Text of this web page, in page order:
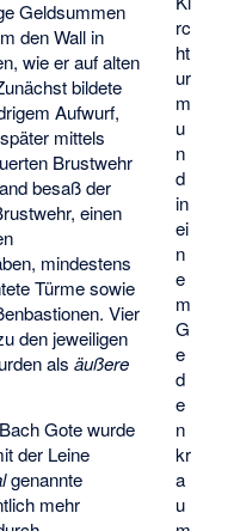
rc
ht
ur
m
u
n
d
in
ei
n
e
m
G
e
d
e
n
kr
a
u
Geldsummen
den Wall in
wie er auf alten
bildete
Aufwurf,
mittels
Brustwehr
besaß der
einen
mindestens
Türme sowie
Vier
den jeweiligen
alsäußere
Gote wurde
der Leine
genannte
mehr